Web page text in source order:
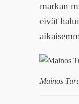
markan
eivät
Mainos